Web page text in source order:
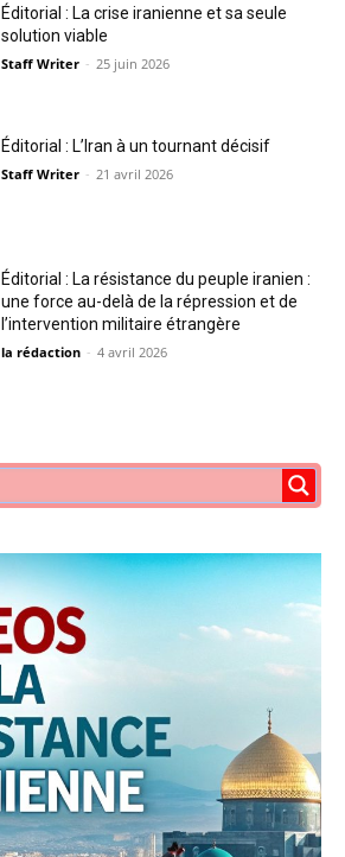
Éditorial : La crise iranienne et sa seule
solution viable
Staff Writer - 25 juin 2026
Éditorial : L’Iran à un tournant décisif
Staff Writer - 21 avril 2026
Éditorial : La résistance du peuple iranien :
une force au-delà de la répression et de
l’intervention militaire étrangère
la rédaction - 4 avril 2026